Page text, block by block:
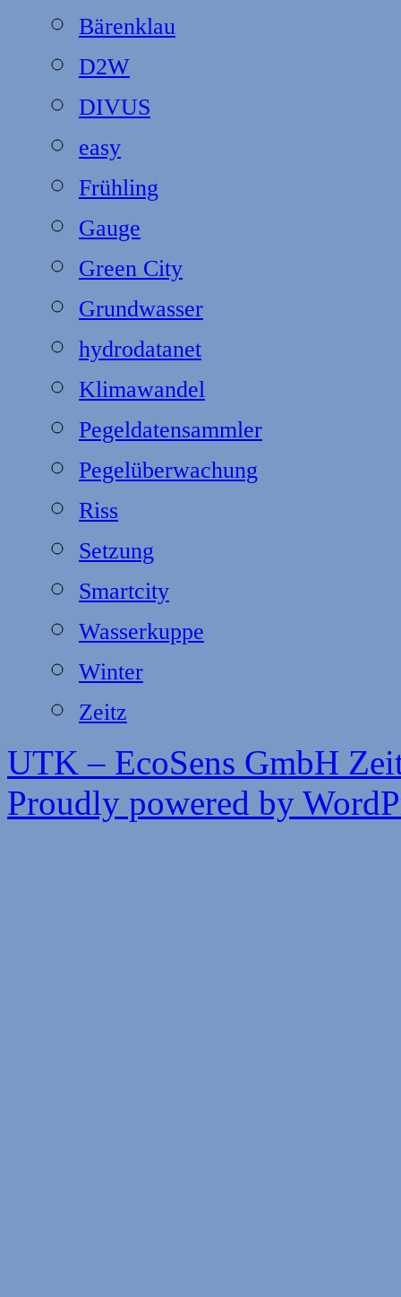
Bärenklau
D2W
DIVUS
easy
Frühling
Gauge
Green City
Grundwasser
hydrodatanet
Klimawandel
Pegeldatensammler
Pegelüberwachung
Riss
Setzung
Smartcity
Wasserkuppe
Winter
Zeitz
UTK – EcoSens GmbH
Proudly powered by